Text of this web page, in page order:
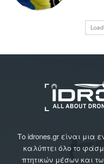
Το idrones.gr είναι μια
καλύπτει όλο το
πτητικών μέσων και